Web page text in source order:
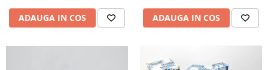
Cabluri frana
Lichid de frana
Piese Zetor
Piese Weidemann
Piese Ausa
ADAUGA IN COS ADAUGA IN COS